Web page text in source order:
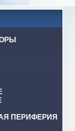
ПЕРИФЕРИЯ